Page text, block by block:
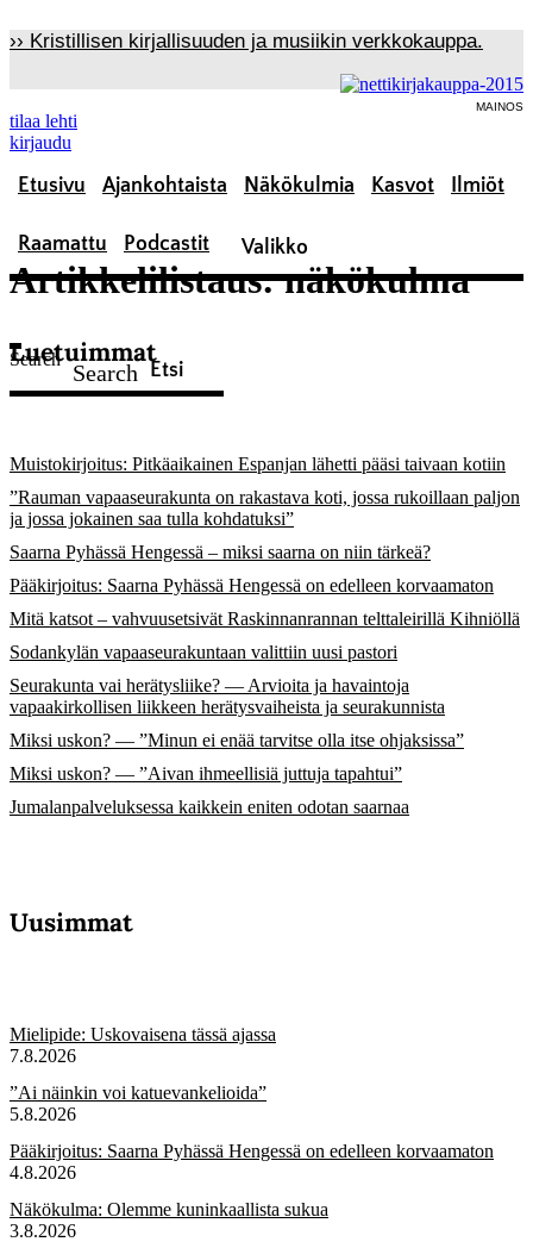
sisältöön
›› Kristillisen kirjallisuuden ja musiikin verkkokauppa.
MAINOS
tilaa lehti
kirjaudu
Etusivu Ajankohtaista Näkökulmia Kasvot Ilmiöt
Raamattu Podcastit
Search Search
Artikkelilistaus: näkökulma
Luetuimmat
Muistokirjoitus: Pitkäaikainen Espanjan lähetti pääsi taivaan kotiin
”Rauman vapaaseurakunta on rakastava koti, jossa rukoillaan paljon
ja jossa jokainen saa tulla kohdatuksi”
Saarna Pyhässä Hengessä – miksi saarna on niin tärkeä?
Pääkirjoitus: Saarna Pyhässä Hengessä on edelleen korvaamaton
Mitä katsot – vahvuusetsivät Raskinnanrannan telttaleirillä Kihniöllä
Sodankylän vapaaseurakuntaan valittiin uusi pastori
Seurakunta vai herätysliike? — Arvioita ja havaintoja
vapaakirkollisen liikkeen herätysvaiheista ja seurakunnista
Miksi uskon? — ”Minun ei enää tarvitse olla itse ohjaksissa”
Miksi uskon? — ”Aivan ihmeellisiä juttuja tapahtui”
Jumalanpalveluksessa kaikkein eniten odotan saarnaa
Uusimmat
Mielipide: Uskovaisena tässä ajassa
7.8.2026
”Ai näinkin voi katuevankelioida”
5.8.2026
Pääkirjoitus: Saarna Pyhässä Hengessä on edelleen korvaamaton
4.8.2026
Näkökulma: Olemme kuninkaallista sukua
3.8.2026